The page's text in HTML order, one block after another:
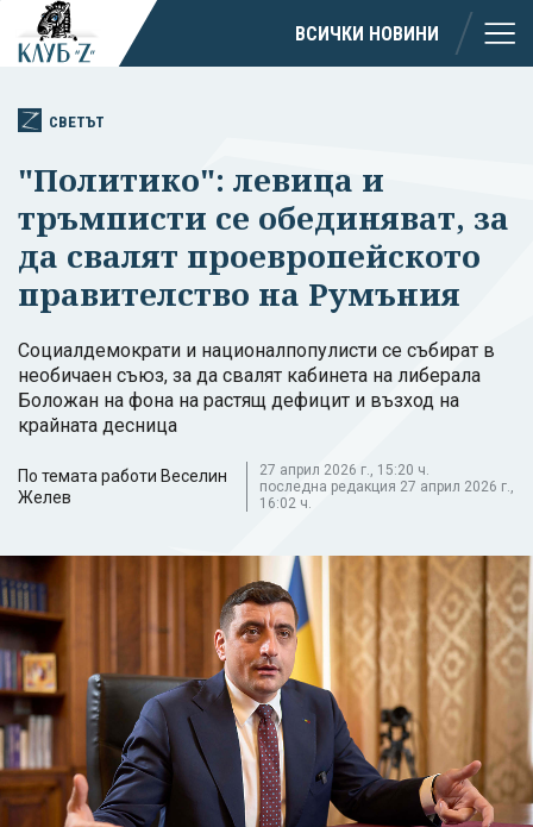
ВСИЧКИ НОВИНИ
СВЕТЪТ
"Политико": левица и
тръмписти се обединяват, за
да свалят проевропейското
правителство на Румъния
Социалдемократи и националпопулисти се събират в
необичаен съюз, за да свалят кабинета на либерала
Боложан на фона на растящ дефицит и възход на
крайната десница
По темата работи Веселин
Желев
27 април 2026 г., 15:20 ч.
последна редакция 27 април 2026 г.,
16:02 ч.